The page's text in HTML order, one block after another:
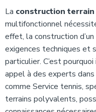
La construction
multifonctionnel
effet, la construction
exigences techniques et
particulier. C’est
appel à des experts
comme Service tennis,
terrains polyvalents,